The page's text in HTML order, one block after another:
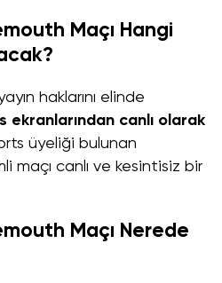
Maçı Hangi
haklarını elinde
ekranlarından canlı olarak
üyeliği bulunan
maçı canlı ve kesintisiz bir
Maçı Nerede